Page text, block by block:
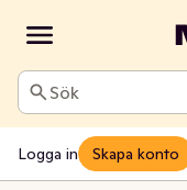
Sök
Logga in Skapa konto